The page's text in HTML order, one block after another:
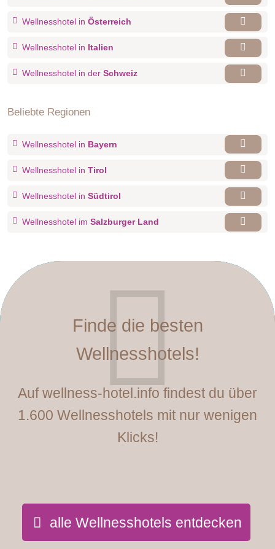
Wellnesshotel in Österreich
Wellnesshotel in Italien
Wellnesshotel in der Schweiz
Beliebte Regionen
Wellnesshotel in Bayern
Wellnesshotel in Tirol
Wellnesshotel in Südtirol
Wellnesshotel im Salzburger Land
Finde die besten
Wellnesshotels!
Auf wellness-hotel.info findest du über
1.600 Wellnesshotels mit nur wenigen
Klicks!
alle Wellnesshotels entdecken